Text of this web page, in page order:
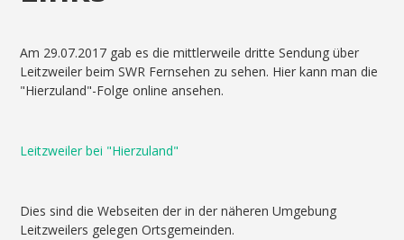
Am 29.07.2017 gab es die mittlerweile dritte Sendung über
Leitzweiler beim SWR Fernsehen zu sehen. Hier kann man die
"Hierzuland"-Folge online ansehen.
Leitzweiler bei "Hierzuland"
Dies sind die Webseiten der in der näheren Umgebung
Leitzweilers gelegen Ortsgemeinden.